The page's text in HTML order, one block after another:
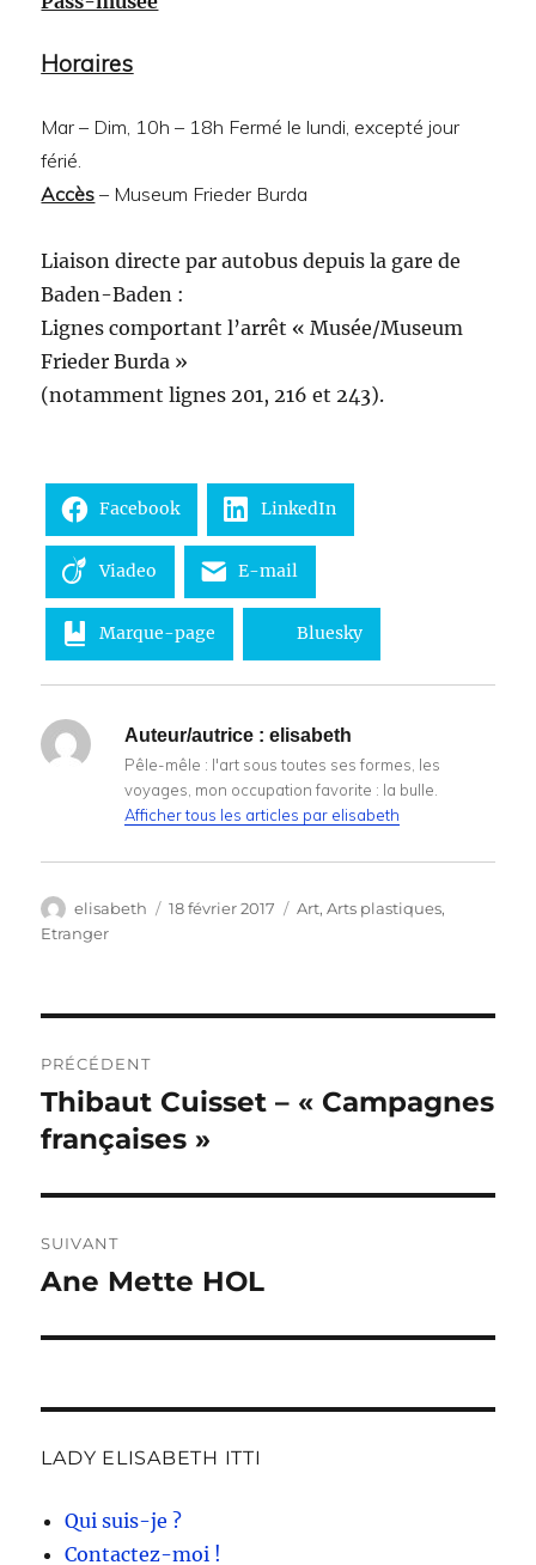
Horaires
Mar – Dim, 10h – 18h Fermé le lundi, excepté jour
férié.
Accès – Museum Frieder Burda
Liaison directe par autobus depuis la gare de
Baden-Baden :
Lignes comportant l’arrêt « Musée/Museum
Frieder Burda »
(notamment lignes 201, 216 et 243).
Facebook LinkedIn
Viadeo E-mail
Marque-page Bluesky
Auteur/autrice : elisabeth
Pêle-mêle : l'art sous toutes ses formes, les
voyages, mon occupation favorite : la bulle.
Afficher tous les articles par elisabeth
Auteur
elisabeth
Publié
18 février 2017 Catégories
Art,Arts plastiques,
Etranger
de
l’article
PRÉCÉDENT
Publication
précédente :
Thibaut Cuisset – « Campagnes
françaises »
SUIVANT
Publication
Ane Mette HOL
LADY ELISABETH ITTI
Qui suis-je ?
Contactez-moi !